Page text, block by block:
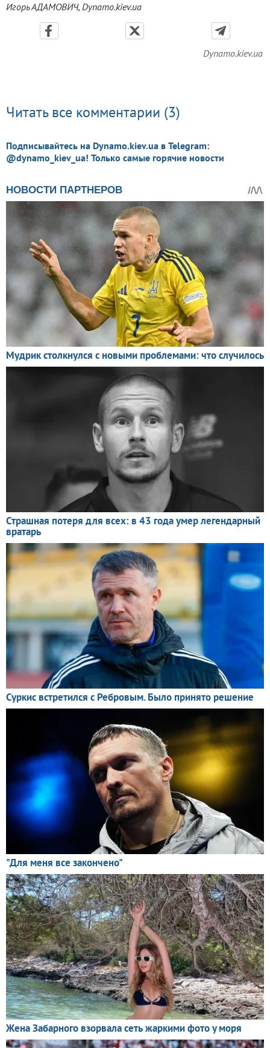
Игорь АДАМОВИЧ, Dynamo.kiev.ua
Dynamo.kiev.ua
Читать все комментарии (3)
Подписывайтесь на Dynamo.kiev.ua в Telegram:
@dynamo_kiev_ua! Только самые горячие новости